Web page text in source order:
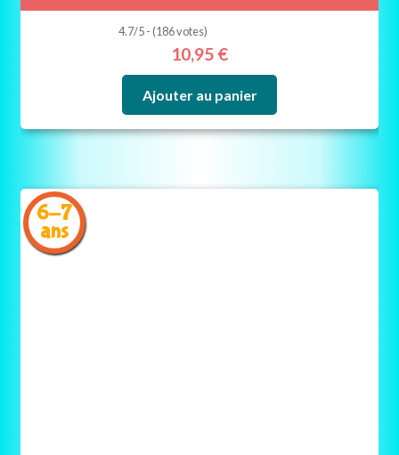
4.7/5 - (186 votes)
10,95 €
Ajouter au panier
6-7
ans